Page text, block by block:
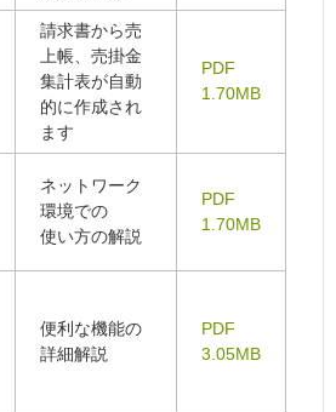
請求書から売
上帳、売掛金
集計表が自動
的に作成され
ます
PDF
1.70MB
ネットワーク
環境での
使い方の解説
PDF
1.70MB
便利な機能の
詳細解説
PDF
3.05MB